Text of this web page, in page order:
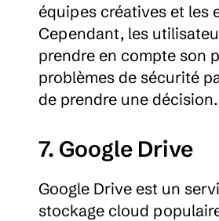
équipes créatives et les
Cependant, les
prendre en compte son
problèmes de sécurité
de prendre une décision.
7. Google Drive
Google Drive est un
stockage cloud